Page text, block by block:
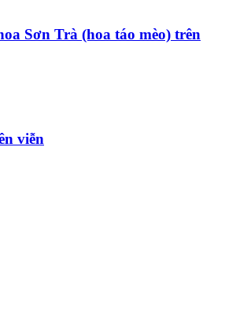
Sơn Trà (hoa táo mèo) trên
viễn